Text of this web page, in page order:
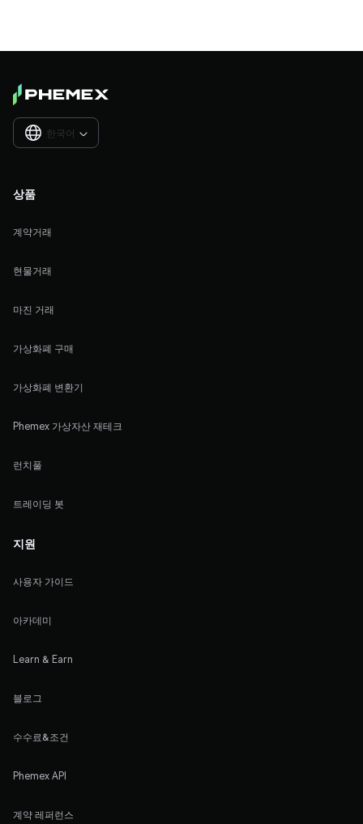
한국어 
상품
계약거래
현물거래
마진 거래
가상화폐 구매
가상화폐 변환기
Phemex 가상자산 재테크
런치풀
트레이딩 봇
지원
사용자 가이드
아카데미
Learn & Earn
블로그
수수료&조건
Phemex API
계약 레퍼런스